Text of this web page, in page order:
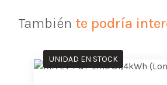
También te podría
UNIDAD EN STOCK